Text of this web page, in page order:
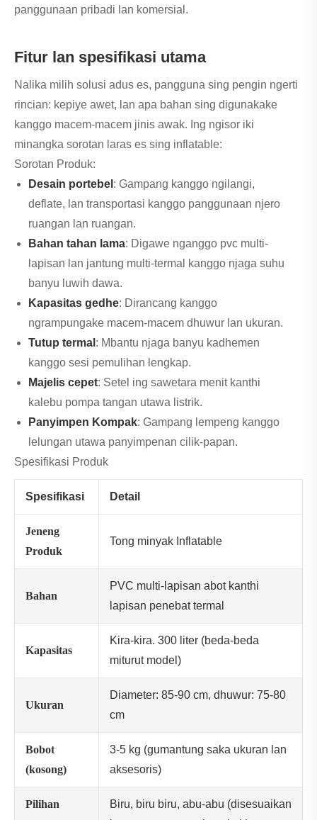
panggunaan pribadi lan komersial.
Fitur lan spesifikasi utama
Nalika milih solusi adus es, pangguna sing pengin ngerti
rincian: kepiye awet, lan apa bahan sing digunakake
kanggo macem-macem jinis awak. Ing ngisor iki
minangka sorotan laras es sing inflatable:
Sorotan Produk:
Desain portebel : Gampang kanggo ngilangi,
deflate, lan transportasi kanggo panggunaan njero
ruangan lan ruangan.
Bahan tahan lama: Digawe nganggo pvc multi-
lapisan lan jantung multi-termal kanggo njaga suhu
banyu luwih dawa.
Kapasitas gedhe: Dirancang kanggo
ngrampungake macem-macem dhuwur lan ukuran.
Tutup termal : Mbantu njaga banyu kadhemen
kanggo sesi pemulihan lengkap.
Majelis cepet: Setel ing sawetara menit kanthi
kalebu pompa tangan utawa listrik.
Panyimpen Kompak: Gampang lempeng kanggo
lelungan utawa panyimpenan cilik-papan.
Spesifikasi Produk
Spesifikasi Detail
Jeneng
Produk
Tong minyak Inflatable
Bahan
PVC multi-lapisan abot kanthi
lapisan penebat termal
Kapasitas
Kira-kira. 300 liter (beda-beda
miturut model)
Ukuran
Diameter: 85-90 cm, dhuwur: 75-80
cm
Bobot
(kosong)
3-5 kg ​​(gumantung saka ukuran lan
aksesoris)
Pilihan
Biru, biru biru, abu-abu (disesuaikan